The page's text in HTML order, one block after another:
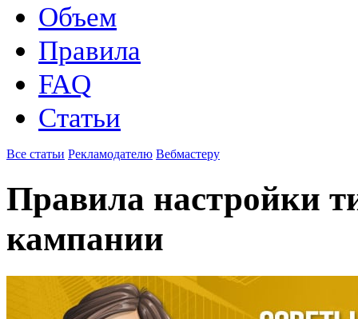
Объем
Правила
FAQ
Статьи
Все статьи Рекламодателю Вебмастеру
Правила настройки
кампании